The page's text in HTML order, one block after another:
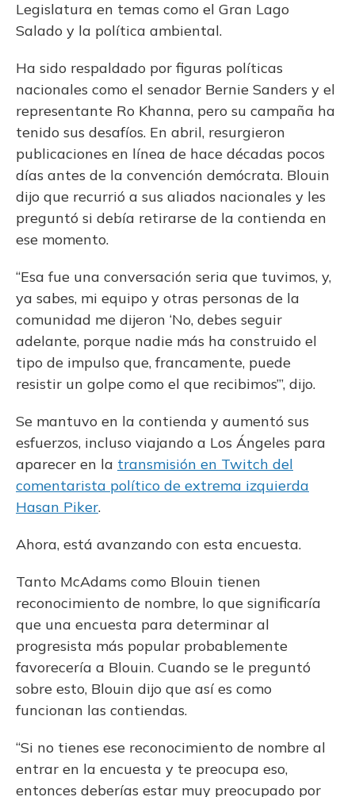
Legislatura en temas como el Gran Lago
Salado y la política ambiental.
Ha sido respaldado por figuras políticas
nacionales como el senador Bernie Sanders y el
representante Ro Khanna, pero su campaña ha
tenido sus desafíos. En abril, resurgieron
publicaciones en línea de hace décadas pocos
días antes de la convención demócrata. Blouin
dijo que recurrió a sus aliados nacionales y les
preguntó si debía retirarse de la contienda en
ese momento.
“Esa fue una conversación seria que tuvimos, y,
ya sabes, mi equipo y otras personas de la
comunidad me dijeron ‘No, debes seguir
adelante, porque nadie más ha construido el
tipo de impulso que, francamente, puede
resistir un golpe como el que recibimos’”, dijo.
Se mantuvo en la contienda y aumentó sus
esfuerzos, incluso viajando a Los Ángeles para
aparecer en la transmisión en Twitch del
comentarista político de extrema izquierda
Hasan Piker.
Ahora, está avanzando con esta encuesta.
Tanto McAdams como Blouin tienen
reconocimiento de nombre, lo que significaría
que una encuesta para determinar al
progresista más popular probablemente
favorecería a Blouin. Cuando se le preguntó
sobre esto, Blouin dijo que así es como
funcionan las contiendas.
“Si no tienes ese reconocimiento de nombre al
entrar en la encuesta y te preocupa eso,
entonces deberías estar muy preocupado por